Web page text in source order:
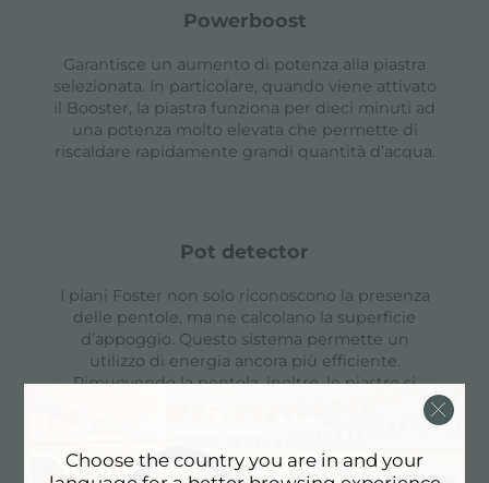
powerboost
Garantisce un aumento di potenza alla piastra
selezionata. In particolare, quando viene attivato
il Booster, la piastra funziona per dieci minuti ad
una potenza molto elevata che permette di
riscaldare rapidamente grandi quantità d’acqua.
pot detector
I piani Foster non solo riconoscono la presenza
delle pentole, ma ne calcolano la superficie
d’appoggio. Questo sistema permette un
utilizzo di energia ancora più efficiente.
Rimuovendo la pentola, inoltre, le piastre si
Choose the country you are in and your